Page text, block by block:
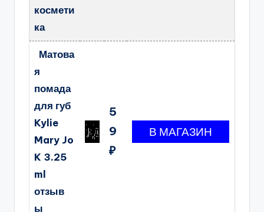
космети
ка
Матова
я
помада
для губ
Kylie
Mary Jo
K 3.25
ml
отзыв
ы
5
9
₽